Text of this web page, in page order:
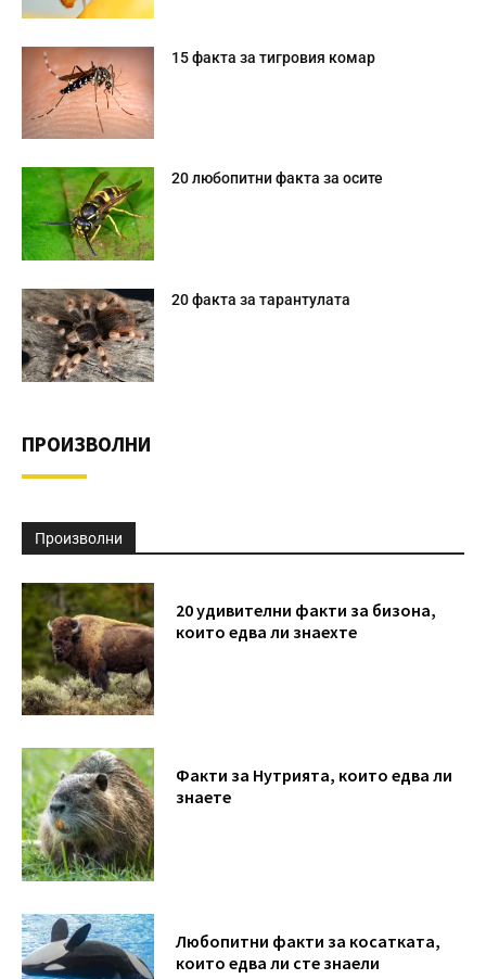
15 факта за тигровия комар
20 любопитни факта за осите
20 факта за тарантулата
ПРОИЗВОЛНИ
Произволни
20 удивителни факти за бизона,
които едва ли знаехте
Факти за Нутрията, които едва ли
знаете
Любопитни факти за косатката,
които едва ли сте знаели